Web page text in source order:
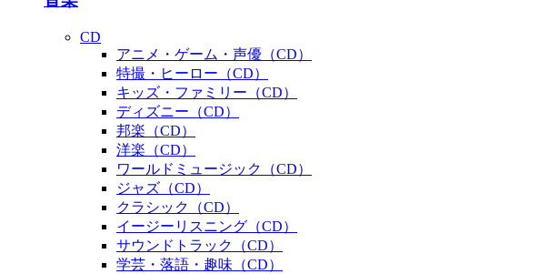
CD
アニメ・ゲーム・声優（CD）
特撮・ヒーロー（CD）
キッズ・ファミリー（CD）
ディズニー（CD）
邦楽（CD）
洋楽（CD）
ワールドミュージック（CD）
ジャズ（CD）
クラシック（CD）
イージーリスニング（CD）
サウンドトラック（CD）
学芸・落語・趣味（CD）